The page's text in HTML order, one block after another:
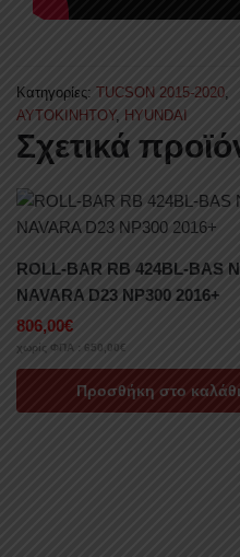
Κατηγορίες: TUCSON 2015-2020,
ΑΥΤΟΚΙΝΗΤΟΥ, HYUNDAI
Σχετικά
ROLL-BAR RB 424BL-BAS
NAVARA D23 NP300 2016+
806,00€
χωρίς ΦΠΑ : 650,00 €
Προσθήκη στο καλάθι